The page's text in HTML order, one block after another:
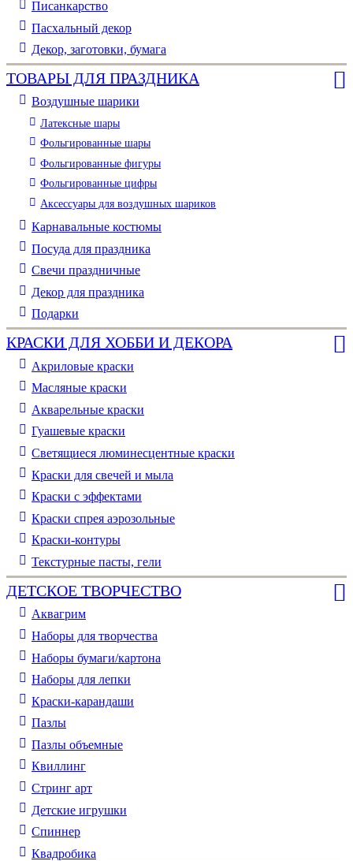
Писанкарство
Пасхальный декор
Декор, заготовки, бумага
ТОВАРЫ ДЛЯ ПРАЗДНИКА
Воздушные шарики
Латексные шары
Фольгированные шары
Фольгированные фигуры
Фольгированные цифры
Аксессуары для воздушных шариков
Карнавальные костюмы
Посуда для праздника
Свечи праздничные
Декор для праздника
Подарки
КРАСКИ ДЛЯ ХОББИ И ДЕКОРА
Акриловые краски
Масляные краски
Акварельные краски
Гуашевые краски
Светящиеся люминесцентные краски
Краски для свечей и мыла
Краски с эффектами
Краски спрея аэрозольные
Краски-контуры
Текстурные пасты, гели
ДЕТСКОЕ ТВОРЧЕСТВО
Аквагрим
Наборы для творчества
Наборы бумаги/картона
Наборы для лепки
Краски-карандаши
Пазлы
Пазлы объемные
Квиллинг
Стринг арт
Детские игрушки
Спиннер
Квадробика